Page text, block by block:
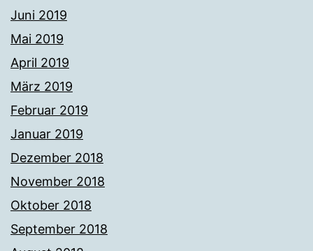
Juni 2019
Mai 2019
April 2019
März 2019
Februar 2019
Januar 2019
Dezember 2018
November 2018
Oktober 2018
September 2018